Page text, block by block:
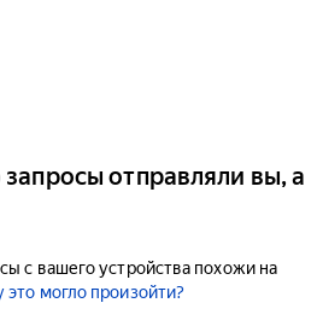
отправляли вы, а
с вашего устройства похожи на
это могло произойти?